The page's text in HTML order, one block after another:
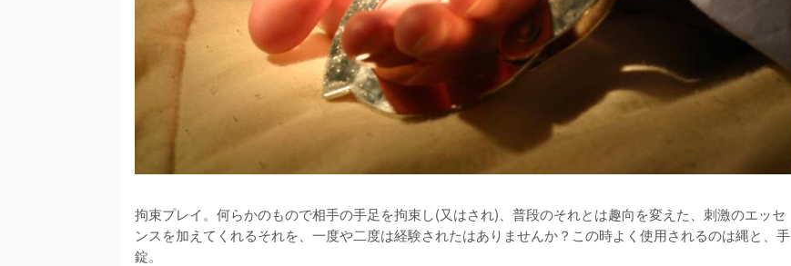
拘束プレイ。何らかのもので相手の手足を拘束し(又はされ)、普段のそれとは趣向を変えた、刺激のエッセ
ンスを加えてくれるそれを、一度や二度は経験されたはありませんか？この時よく使用されるのは縄と、手
錠。